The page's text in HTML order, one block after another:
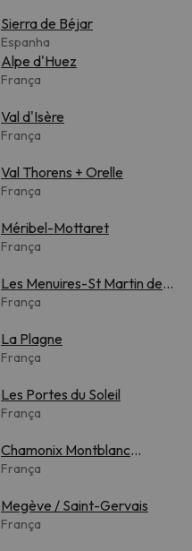
Sierra de Béjar
Espanha
Alpe d'Huez
França
Val d'Isère
França
Val Thorens + Orelle
França
Méribel-Mottaret
França
Les Menuires-St Martin de
Belleville
França
La Plagne
França
Les Portes du Soleil
França
Chamonix Montblanc
Unlimited
França
Megève / Saint-Gervais
França